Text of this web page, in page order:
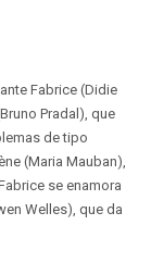
Fabrice (Didie
Pradal), que
de tipo
(Maria Mauban),
se enamora
Welles), que da